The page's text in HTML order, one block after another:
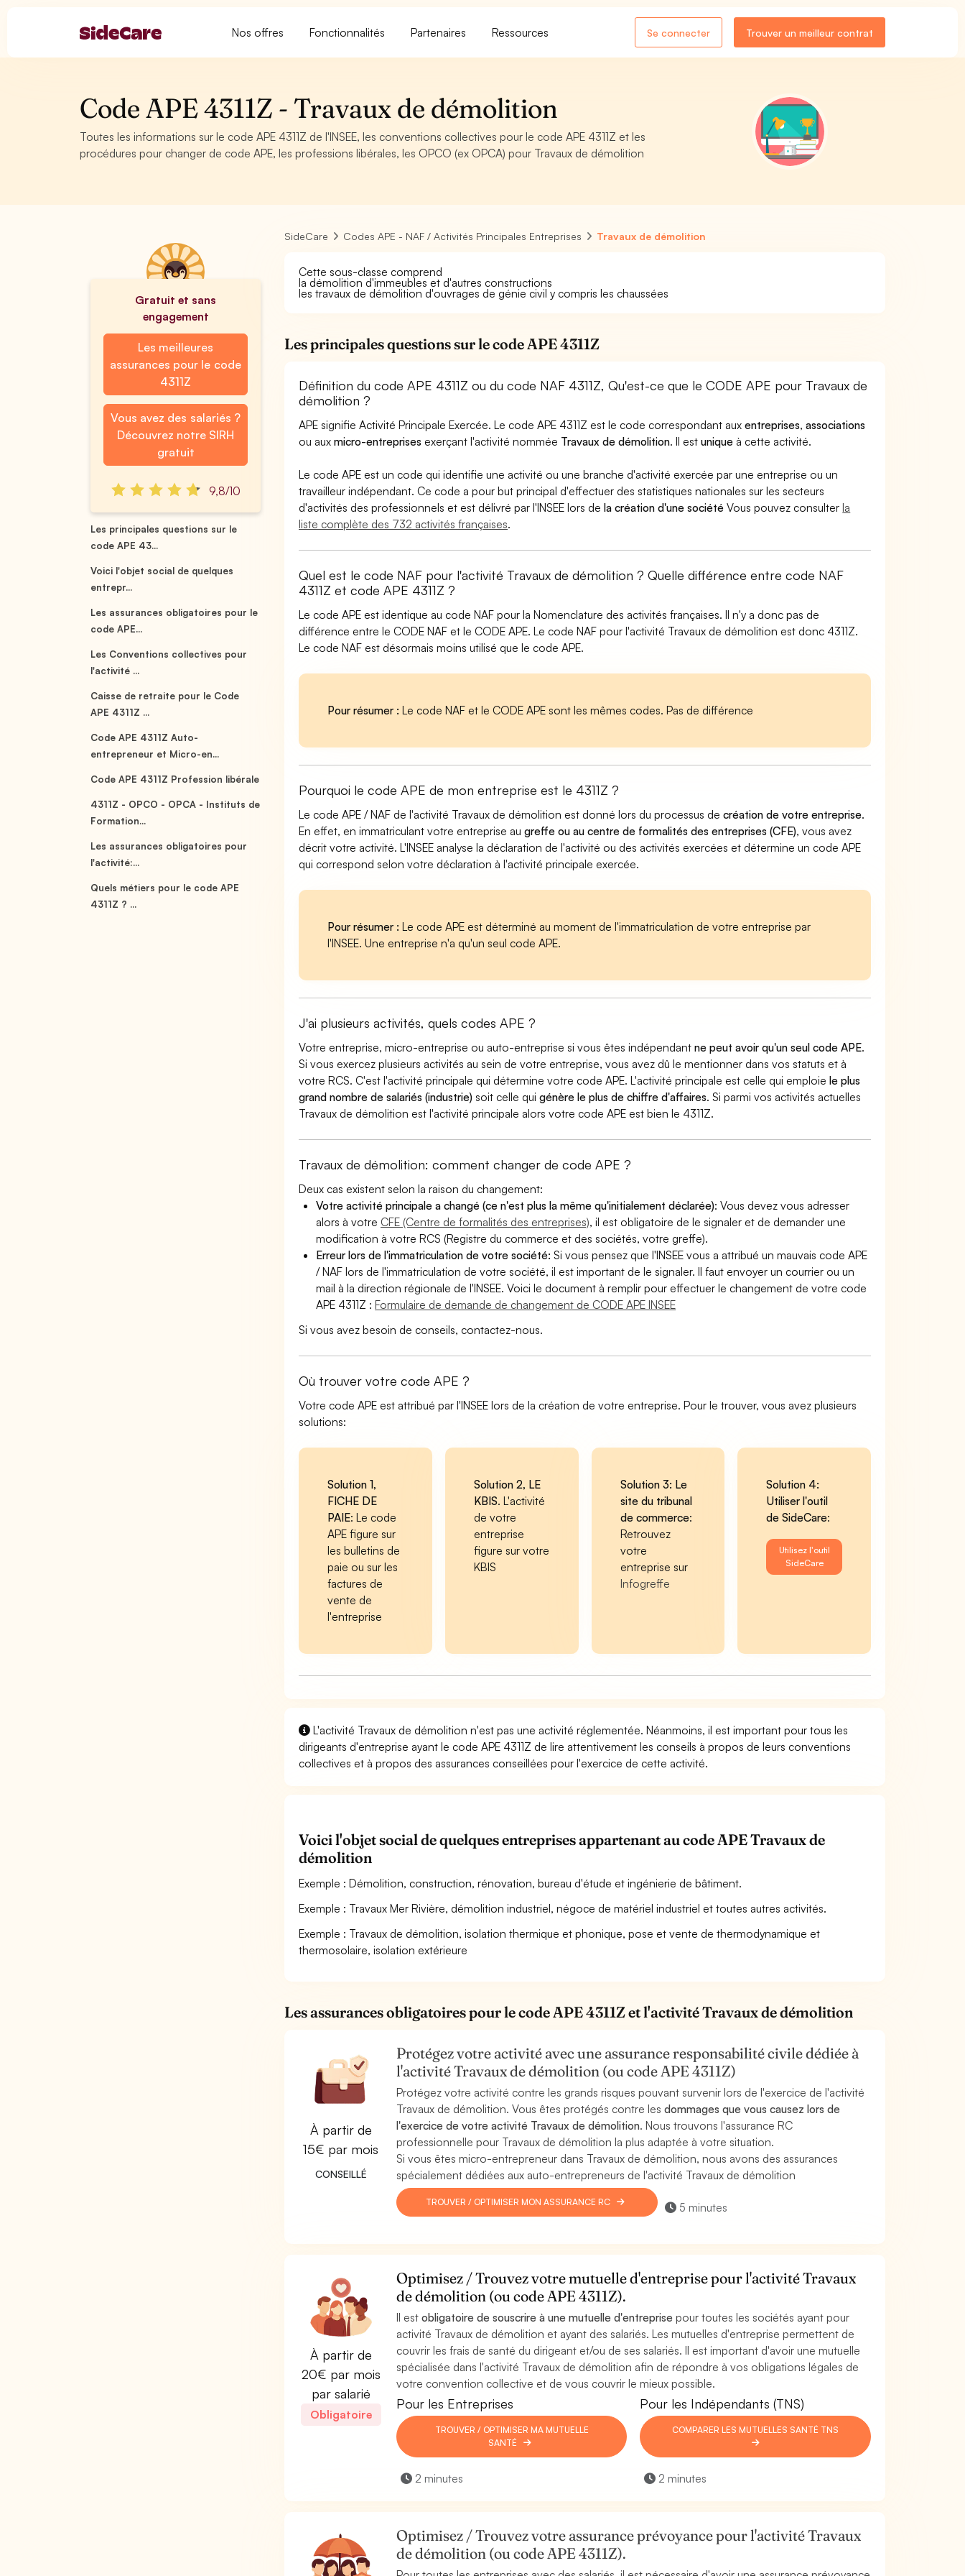
Nos offres Fonctionnalités Partenaires Ressources Se connecter Trouver un meilleur contrat
Code APE 4311Z - Travaux de démolition
Toutes les informations sur le code APE 4311Z de l'INSEE, les conventions collectives pour le code APE 4311Z et les
procédures pour changer de code APE, les professions libérales, les OPCO (ex OPCA) pour Travaux de démolition
Gratuit et sans
engagement
Les meilleures
assurances pour le code
4311Z
Vous avez des salariés ?
Découvrez notre SIRH
gratuit
9,8/10
Les principales questions sur le
code APE 43...
Voici l'objet social de quelques
entrepr...
Les assurances obligatoires pour le
code APE...
Les Conventions collectives pour
l'activité ...
Caisse de retraite pour le Code
APE 4311Z ...
Code APE 4311Z Auto-
entrepreneur et Micro-en...
Code APE 4311Z Profession libérale
4311Z - OPCO - OPCA - Instituts de
Formation...
Les assurances obligatoires pour
l'activité:...
Quels métiers pour le code APE
4311Z ? ...
SideCare Codes APE - NAF / Activités Principales Entreprises Travaux de démolition
Cette sous-classe comprend
la démolition d'immeubles et d'autres constructions
les travaux de démolition d'ouvrages de génie civil y compris les chaussées
Les principales questions sur le code APE 4311Z
Définition du code APE 4311Z ou du code NAF 4311Z, Qu'est-ce que le CODE APE pour Travaux de
démolition ?
APE signifie Activité Principale Exercée. Le code APE 4311Z est le code correspondant auxentreprises,associations
ou auxmicro-entreprises exerçant l'activité nommée Travaux de démolition. Il estunique à cette activité.
Le code APE est un code qui identifie une activité ou une branche d'activité exercée par une entreprise ou un
travailleur indépendant. Ce code a pour but principal d'effectuer des statistiques nationales sur les secteurs
d'activités des professionnels et est délivré par l'INSEE lors dela création d'une société Vous pouvez consulterla
liste complète des 732 activités françaises.
Quel est le code NAF pour l'activité Travaux de démolition ? Quelle différence entre code NAF
4311Z et code APE 4311Z ?
Le code APE est identique au code NAF pour la Nomenclature des activités françaises. Il n'y a donc pas de
différence entre le CODE NAF et le CODE APE. Le code NAF pour l'activité Travaux de démolition est donc 4311Z.
Le code NAF est désormais moins utilisé que le code APE.
Pour résumer : Le code NAF et le CODE APE sont les mêmes codes. Pas de différence
Pourquoi le code APE de mon entreprise est le 4311Z ?
Le code APE / NAF de l'activité Travaux de démolition est donné lors du processus decréation de votre entreprise.
En effet, en immatriculant votre entreprise augreffe ou au centre de formalités des entreprises (CFE), vous avez
décrit votre activité. L'INSEE analyse la déclaration de l'activité ou des activités exercées et détermine un code APE
qui correspond selon votre déclaration à l'activité principale exercée.
Pour résumer : Le code APE est déterminé au moment de l'immatriculation de votre entreprise par
l'INSEE. Une entreprise n'a qu'un seul code APE.
J'ai plusieurs activités, quels codes APE ?
Votre entreprise, micro-entreprise ou auto-entreprise si vous êtes indépendantne peut avoir qu'un seul code APE.
Si vous exercez plusieurs activités au sein de votre entreprise, vous avez dû le mentionner dans vos statuts et à
votre RCS. C'est l'activité principale qui détermine votre code APE. L'activité principale est celle qui emploiele plus
grand nombre de salariés (industrie) soit celle quigénère le plus de chiffre d'affaires. Si parmi vos activités actuelles
Travaux de démolition est l'activité principale alors votre code APE est bien le 4311Z.
Travaux de démolition: comment changer de code APE ?
Deux cas existent selon la raison du changement:
Votre activité principale a changé (ce n'est plus la même qu'initialement déclarée): Vous devez vous adresser
alors à votre CFE (Centre de formalités des entreprises), il est obligatoire de le signaler et de demander une
modification à votre RCS (Registre du commerce et des sociétés, votre greffe).
Erreur lors de l'immatriculation de votre société:Si vous pensez que l'INSEE vous a attribué un mauvais code APE
/ NAF lors de l'immatriculation de votre société, il est important de le signaler. Il faut envoyer un courrier ou un
mail à la direction régionale de l'INSEE. Voici le document à remplir pour effectuer le changement de votre code
APE 4311Z :Formulaire de demande de changement de CODE APE INSEE
Si vous avez besoin de conseils, contactez-nous.
Où trouver votre code APE ?
Votre code APE est attribué par l'INSEE lors de la création de votre entreprise. Pour le trouver, vous avez plusieurs
solutions:
Solution 1,
FICHE DE
PAIE: Le code
APE figure sur
les bulletins de
paie ou sur les
factures de
vente de
l'entreprise
Solution 2, LE
KBIS. L'activité
de votre
entreprise
figure sur votre
KBIS
Solution 3: Le
site du tribunal
de commerce:
Retrouvez
votre
entreprise sur
Infogreffe
Solution 4:
Utiliser l'outil
de SideCare:
Utilisez l'outil
SideCare
L'activité Travaux de démolition n'est pas une activité réglementée. Néanmoins, il est important pour tous les
dirigeants d'entreprise ayant le code APE 4311Z de lire attentivement les conseils à propos de leurs conventions
collectives et à propos des assurances conseillées pour l'exercice de cette activité.
Voici l'objet social de quelques entreprises appartenant au code APE Travaux de
démolition
Exemple : Démolition, construction, rénovation, bureau d'étude et ingénierie de bâtiment.
Exemple : Travaux Mer Rivière, démolition industriel, négoce de matériel industriel et toutes autres activités.
Exemple : Travaux de démolition, isolation thermique et phonique, pose et vente de thermodynamique et
thermosolaire, isolation extérieure
Les assurances obligatoires pour le code APE 4311Z et l'activité Travaux de démolition
À partir de
15€ par mois
CONSEILLÉ
Protégez votre activité avec une assurance responsabilité civile dédiée à
l'activité Travaux de démolition (ou code APE 4311Z)
Protégez votre activité contre les grands risques pouvant survenir lors de l'exercice de l'activité
Travaux de démolition. Vous êtes protégés contre les dommages que vous causez lors de
l'exercice de votre activité Travaux de démolition. Nous trouvons l'assurance RC
professionnelle pour Travaux de démolition la plus adaptée à votre situation.
Si vous êtes micro-entrepreneur dans Travaux de démolition, nous avons des assurances
spécialement dédiées aux auto-entrepreneurs de l'activité Travaux de démolition
TROUVER / OPTIMISER MON ASSURANCE RC 5 minutes
À partir de
20€ par mois
par salarié
Obligatoire
Optimisez / Trouvez votre mutuelle d'entreprise pour l'activité Travaux
de démolition (ou code APE 4311Z).
Il est obligatoire de souscrire à une mutuelle d'entreprise pour toutes les sociétés ayant pour
activité Travaux de démolition et ayant des salariés. Les mutuelles d'entreprise permettent de
couvrir les frais de santé du dirigeant et/ou de ses salariés. Il est important d'avoir une mutuelle
spécialisée dans l'activité Travaux de démolition afin de répondre à vos obligations légales de
votre convention collective et de vous couvrir le mieux possible.
Pour les Entreprises
TROUVER / OPTIMISER MA MUTUELLE
SANTÉ
2 minutes
Pour les Indépendants (TNS)
COMPARER LES MUTUELLES SANTÉ TNS
2 minutes
Optimisez / Trouvez votre assurance prévoyance pour l'activité Travaux
de démolition (ou code APE 4311Z).